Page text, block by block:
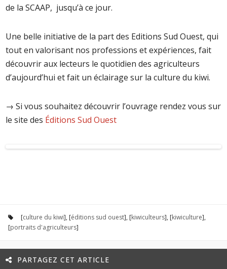
de la SCAAP, jusqu’à ce jour.
Une belle initiative de la part des Editions Sud Ouest, qui
tout en valorisant nos professions et expériences, fait
découvrir aux lecteurs le quotidien des agriculteurs
d’aujourd’hui et fait un éclairage sur la culture du kiwi.
→ Si vous souhaitez découvrir l’ouvrage rendez vous sur
le site des Éditions Sud Ouest
[culture du kiwi], [éditions sud ouest], [kiwiculteurs], [kiwiculture],
[portraits d'agriculteurs]
PARTAGEZ CET ARTICLE